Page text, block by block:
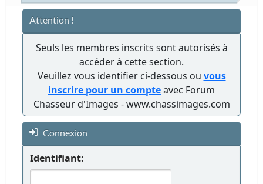
Attention !
Seuls les membres inscrits sont autorisés à
accéder à cette section.
Veuillez vous identifier ci-dessous ou vous
inscrire pour un compteavec Forum
Chasseur d'Images - www.chassimages.com
Connexion
Identifiant: